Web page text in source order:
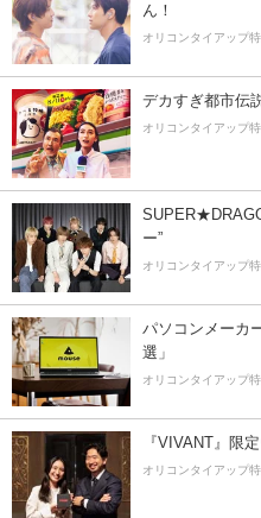
ん！
オリコンタイアップ
デカすぎ都市伝
オリコンタイアップ
ー”
オリコンタイアップ
パソコンメーカ
選」
オリコンタイアップ
『VIVANT』限
オリコンタイアップ